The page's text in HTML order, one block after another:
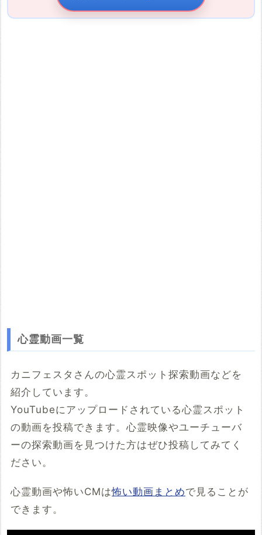
心霊動画一覧
カニフェスタさんの心霊スポット探索動画などを
紹介しています。
YouTubeにアップロードされている心霊スポット
の動画を投稿できます。心霊映像やユーチューバ
ーの探索動画を見つけた方はぜひ投稿してみてく
ださい。
心霊動画や怖いCMは怖い動画まとめで見ることが
できます。